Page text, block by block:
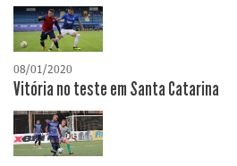
08/01/2020
Vitória no teste em Santa Catarina